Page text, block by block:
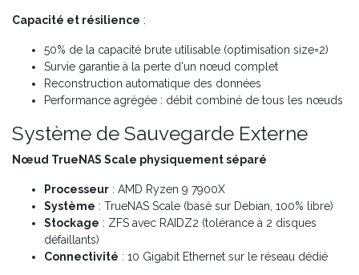
Capacité et résilience :
50% de la capacité brute utilisable (optimisation size=2)
Survie garantie à la perte d'un nœud complet
Reconstruction automatique des données
Performance agrégée : débit combiné de tous les nœuds
Système de Sauvegarde Externe
Nœud TrueNAS Scale physiquement séparé
Processeur : AMD Ryzen 9 7900X
Système : TrueNAS Scale (basé sur Debian, 100% libre)
Stockage : ZFS avec RAIDZ2 (tolérance à 2 disques
défaillants)
Connectivité : 10 Gigabit Ethernet sur le réseau dédié